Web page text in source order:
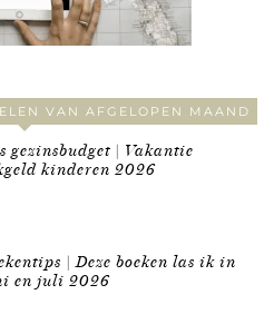
VAN AFGELOPEN MAAND
gezinsbudget | Vakantie
kinderen 2026
| Deze boeken las ik in
en juli 2026